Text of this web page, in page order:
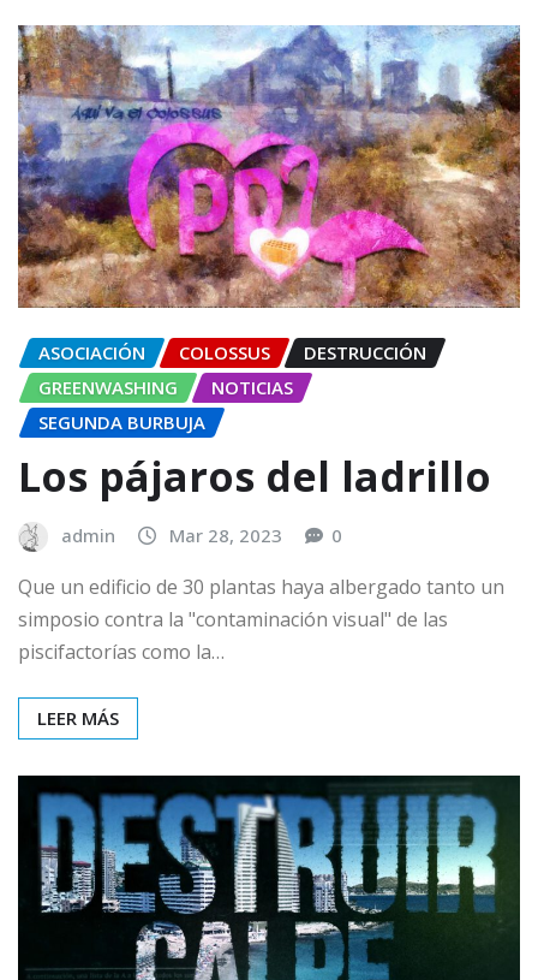
ASOCIACIÓN COLOSSUS
DESTRUCCIÓN
GREENWASHING
NOTICIAS
SEGUNDA BURBUJA
Los pájaros del ladrillo
admin Mar 28, 2023 0
Que un edificio de 30 plantas haya albergado tanto un
simposio contra la "contaminación visual" de las
piscifactorías como la…
LEER MÁS